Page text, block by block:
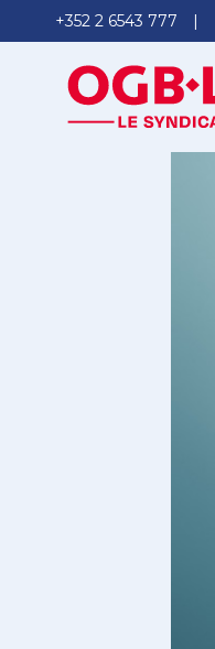
+352 2 6543 777